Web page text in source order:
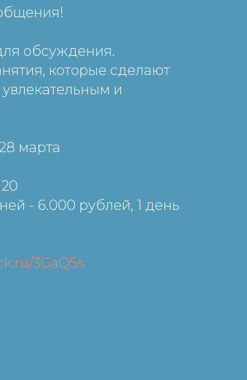
обсуждения.
которые сделают
и
марта
- 6.000 рублей, 1 день
3GaQ5s